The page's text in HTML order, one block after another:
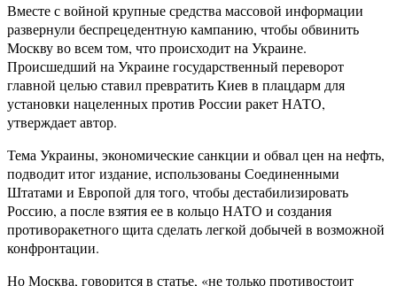
Вместе с войной крупные средства массовой информации
развернули беспрецедентную кампанию, чтобы обвинить
Москву во всем том, что происходит на Украине.
Происшедший на Украине государственный переворот
главной целью ставил превратить Киев в плацдарм для
установки нацеленных против России ракет НАТО,
утверждает автор.
Тема Украины, экономические санкции и обвал цен на нефть,
подводит итог издание, использованы Соединенными
Штатами и Европой для того, чтобы дестабилизировать
Россию, а после взятия ее в кольцо НАТО и создания
противоракетного щита сделать легкой добычей в возможной
конфронтации.
Но Москва, говорится в статье, «не только противостоит